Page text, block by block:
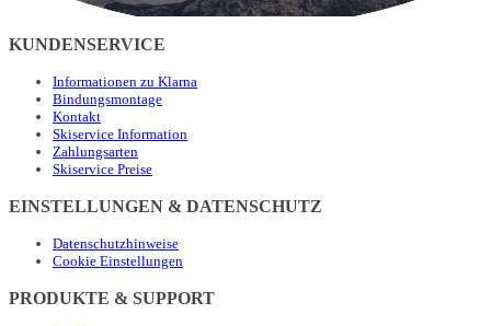
KUNDENSERVICE
Informationen zu Klarna
Bindungsmontage
Kontakt
Skiservice Information
Zahlungsarten
Skiservice Preise
EINSTELLUNGEN & DATENSCHUTZ
Datenschutzhinweise
Cookie Einstellungen
PRODUKTE & SUPPORT